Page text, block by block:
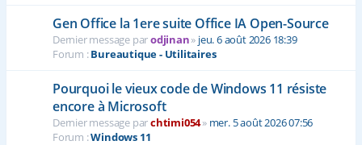
Gen Office la 1ere suite Office IA Open-Source
Dernier message parodjinan» jeu. 6 août 2026 18:39
Forum :Bureautique - Utilitaires
Pourquoi le vieux code de Windows 11 résiste
encore à Microsoft
Dernier message parchtimi054» mer. 5 août 2026 07:56
Forum :Windows 11